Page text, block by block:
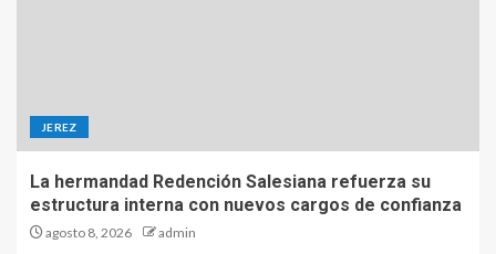
JEREZ
La hermandad Redención Salesiana refuerza su
estructura interna con nuevos cargos de confianza
agosto 8, 2026 admin